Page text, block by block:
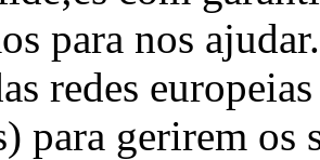
para nos
redes
para gerirem os